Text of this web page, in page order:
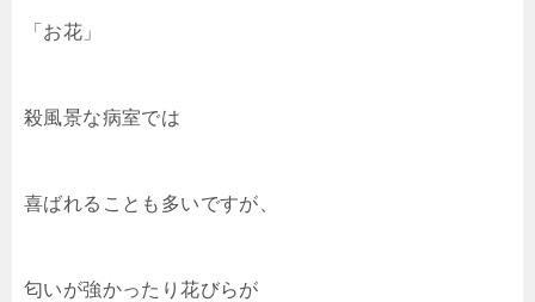
「お花」
殺風景な病室では
喜ばれることも多いですが、
匂いが強かったり花びらが